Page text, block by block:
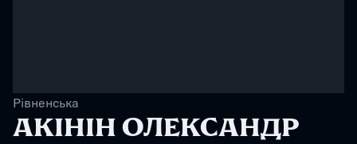
Рівненська
АКІНІН ОЛЕКСАНДР